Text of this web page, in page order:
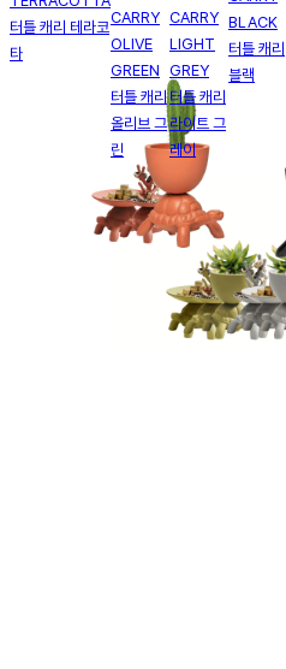
터틀 캐리 테라코
타
CARRY
OLIVE
GREEN
터틀 캐리
올리브 그
린
CARRY
LIGHT
GREY
터틀 캐리
라이트 그
레이
BLACK
터틀 캐리
블랙